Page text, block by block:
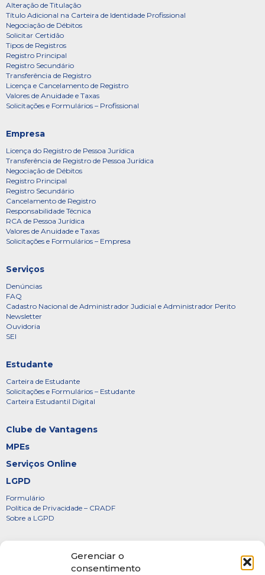
Gerenciar o
consentimento
Alteração de Titulação
Título Adicional na Carteira de Identidade Profissional
Negociação de Débitos
Solicitar Certidão
Tipos de Registros
Registro Principal
Registro Secundário
Transferência de Registro
Licença e Cancelamento de Registro
Valores de Anuidade e Taxas
Solicitações e Formulários – Profissional
Empresa
Licença do Registro de Pessoa Jurídica
Transferência de Registro de Pessoa Jurídica
Negociação de Débitos
Registro Principal
Registro Secundário
Cancelamento de Registro
Responsabilidade Técnica
RCA de Pessoa Jurídica
Valores de Anuidade e Taxas
Solicitações e Formulários – Empresa
Serviços
Denúncias
FAQ
Cadastro Nacional de Administrador Judicial e Administrador Perito
Newsletter
Ouvidoria
SEI
Estudante
Carteira de Estudante
Solicitações e Formulários – Estudante
Carteira Estudantil Digital
Clube de Vantagens
MPEs
Serviços Online
LGPD
Formulário
Política de Privacidade – CRADF
Sobre a LGPD